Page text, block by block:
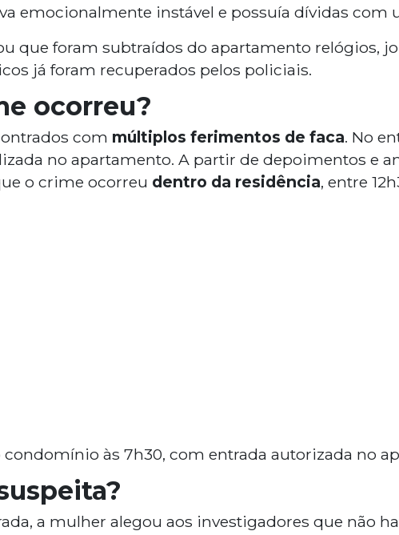
emocionalmente instável e possuía dívidas com
que foram subtraídos do apartamento relógios,
já foram recuperados pelos policiais.
ocorreu?
com múltiplos ferimentos de faca. No
no apartamento. A partir de depoimentos e
o crime ocorreu dentro da residência, entre
às 7h30, com entrada autorizada no
a mulher alegou aos investigadores que não